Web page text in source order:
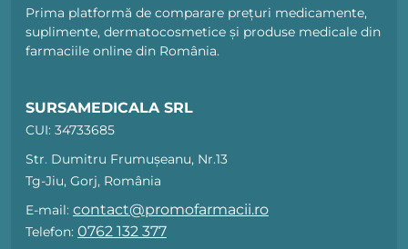
Prima platformă de comparare prețuri medicamente,
suplimente, dermatocosmetice și produse medicale din
farmaciile online din România.
SURSAMEDICALA SRL
CUI: 34733685
Str. Dumitru Frumușeanu, Nr.13
Tg-Jiu, Gorj, România
E-mail: contact@promofarmacii.ro
Telefon: 0762 132 377